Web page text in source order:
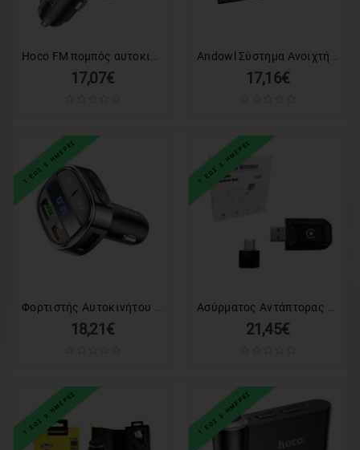
17,07€ 17,16€
1 ΕΩΣ 3 ΗΜΕΡΕΣ
18,21€
1 ΕΩΣ 3 ΗΜΕΡΕΣ
21,45€
1 ΕΩΣ 3 ΗΜΕΡΕΣ 1 ΕΩΣ 3 ΗΜΕΡΕΣ